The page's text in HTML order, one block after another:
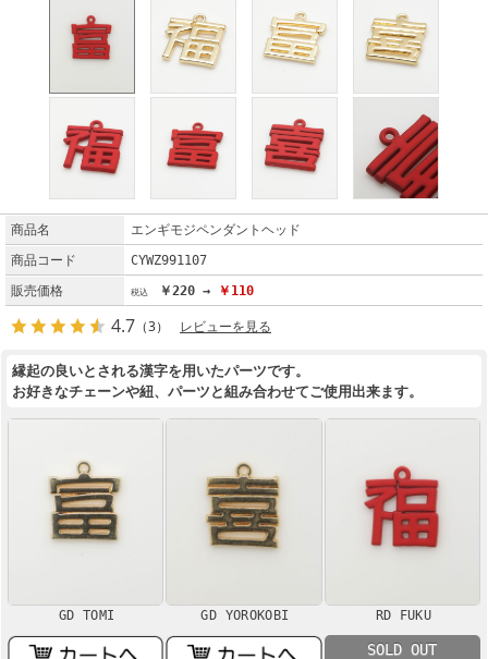
商品名
エンギモジペンダントヘッド
商品コード
CYWZ991107
販売価格
￥220 → ￥110
4.7 （3） レビューを見る
縁起の良いとされる漢字を用いたパーツです。
お好きなチェーンや紐、パーツと組み合わせてご使用出来ます。
GD TOMI GD YOROKOBI RD FUKU
SOLD OUT